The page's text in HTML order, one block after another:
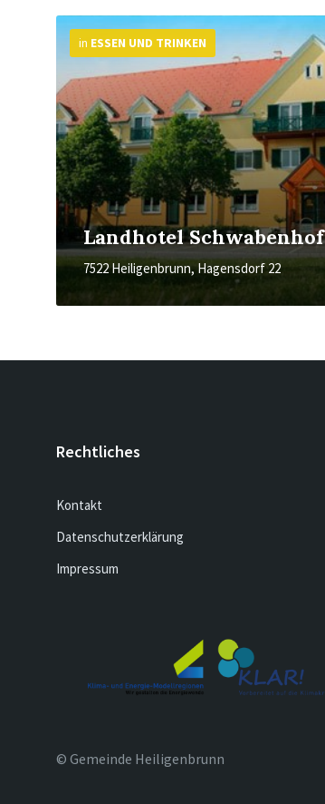
in ESSEN UND TRINKEN
Landhotel Schwabenhof
7522 Heiligenbrunn, Hagensdorf 22
More
Info
Rechtliches
Kontakt
Datenschutzerklärung
Impressum
© Gemeinde Heiligenbrunn